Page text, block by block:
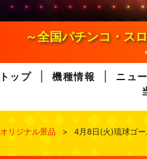
～全国パチンコ・ス
トップ 機種情報 ニュ
オリジナル景品 > 4月8日(火)琉球ゴー